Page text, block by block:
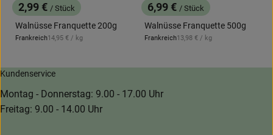
, Preis:
2,99 € / Stück
Walnüsse Franquette 200g
, Herkunft:
Frankreich, Referenzpreis:
14,95 € / kg
, Preis:
6,99 € / Stück
Walnüsse Franquette 500g
, Herkunft:
Frankreich, Referenzpreis:
13,98 € / kg
Kundenservice
Montag - Donnerstag: 9.00 - 17.00 Uhr
Freitag: 9.00 - 14.00 Uhr